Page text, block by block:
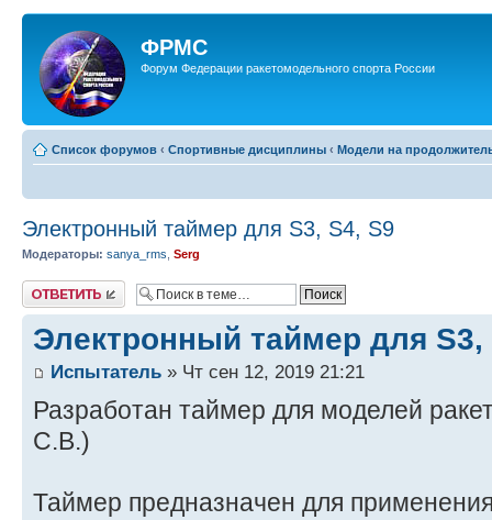
ФРМС
Форум Федерации ракетомодельного спорта России
Список форумов ‹ Спортивные дисциплины ‹ Модели на
Электронный таймер для S3, S4, S9
Модераторы: sanya_rms Serg
Ответить
Электронный таймер для S3,
Испытатель » Чт сен 12, 2019 21:21
Разработан таймер для моделей
С.В.)
Таймер предназначен для